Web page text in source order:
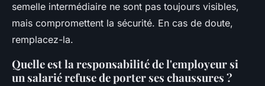
semelle intermédiaire ne sont pas toujours visibles,
mais compromettent la sécurité. En cas de doute,
remplacez-la.
Quelle est la responsabilité de l'employeur si
un salarié refuse de porter ses chaussures ?